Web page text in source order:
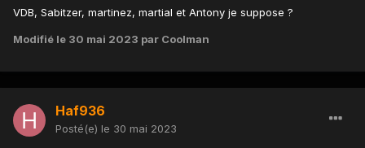
VDB, Sabitzer, martinez, martial et Antony je suppose ?
Modifié le 30 mai 2023 par Coolman
Haf936
Posté(e) le 30 mai 2023